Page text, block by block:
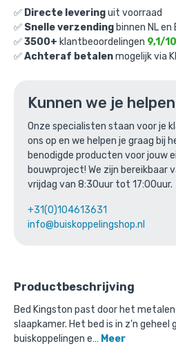
✅ Directe leveringuit voorraad
✅ Snelle verzending binnen NL en
✅3500+ klantbeoordelingen 9,1/10
✅Achteraf betalenmogelijk via
Kunnen we je
Onze specialisten staan voor je
ons op en we helpen je graag bij
benodigde producten voor jouw
bouwproject! We zijn bereikbaar
vrijdag van 8:30uur tot 17:00uur.
+31(0)104613631
info@buiskoppelingshop.nl
Productbeschrijving
Bed Kingston past door het
slaapkamer. Het bed is in z'n geheel
buiskoppelingen e… Meer
Bed Kingston: L /
€896,91 incl. BTW/
€741,25 excl. BTW
Ga naar winkelmandje
of verder winkelen